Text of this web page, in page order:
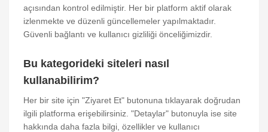
açısından kontrol edilmiştir. Her bir platform aktif olarak
izlenmekte ve düzenli güncellemeler yapılmaktadır.
Güvenli bağlantı ve kullanıcı gizliliği önceliğimizdir.
Bu kategorideki siteleri nasıl
kullanabilirim?
Her bir site için "Ziyaret Et" butonuna tıklayarak doğrudan
ilgili platforma erişebilirsiniz. "Detaylar" butonuyla ise site
hakkında daha fazla bilgi, özellikler ve kullanıcı